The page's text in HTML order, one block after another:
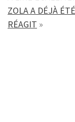
ZOLA A DÉJÀ
RÉAGIT »